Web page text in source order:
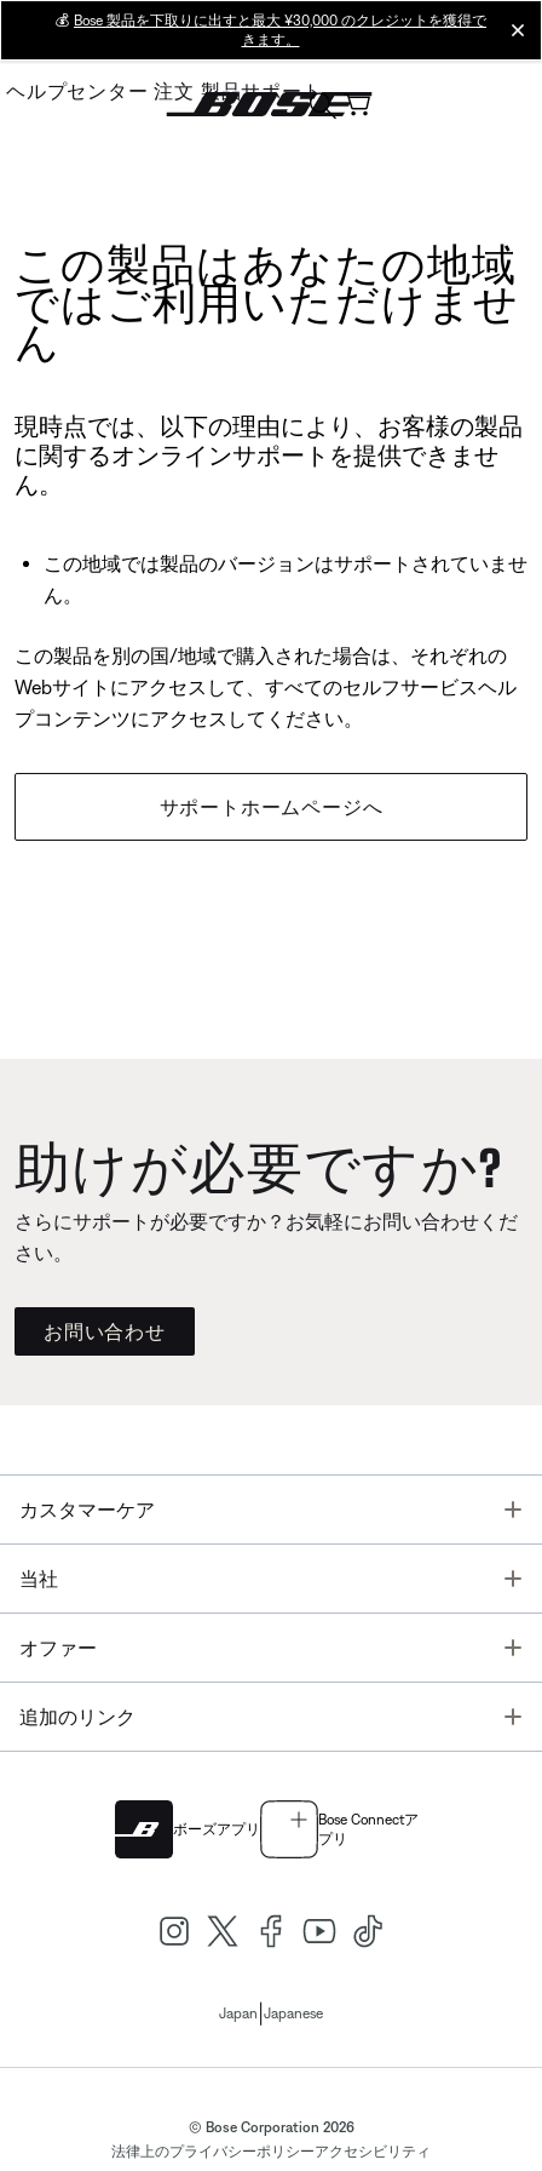
Main
💰 Bose 製品を下取りに出すと最大 ¥30,000 のクレジットを獲得で
きます。
ヘルプセンター 注文 製品サポート
この製品はあなたの地域
ではご利用いただけませ
ん
現時点では、以下の理由により、お客様の製品
に関するオンラインサポートを提供できませ
ん。
この地域では製品のバージョンはサポートされていませ
ん。
この製品を別の国/地域で購入された場合は、それぞれの
Webサイトにアクセスして、すべてのセルフサービスヘル
プコンテンツにアクセスしてください。
サポートホームページへ
助けが必要ですか?
さらにサポートが必要ですか？お気軽にお問い合わせくだ
さい。
お問い合わせ
カスタマーケア
当社
オファー
追加のリンク
ボーズアプリ
Bose Connectア
プリ
Japan Japanese
© Bose Corporation 2026
法律上のプライバシーポリシーアクセシビリティ